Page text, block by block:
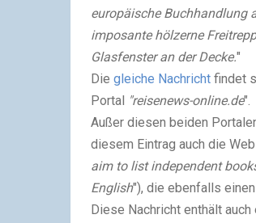
europäische Buchhandlung
imposante hölzerne
Glasfenster an der Decke."
Die gleiche Nachricht findet
Portal "reisenews-online.de".
Außer diesen beiden
diesem Eintrag auch die
aim to list independent
English"), die ebenfalls einen
Diese Nachricht enthält auch